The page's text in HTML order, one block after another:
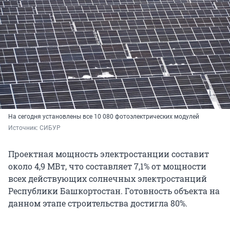
На сегодня установлены все 10 080 фотоэлектрических модулей
Источник: СИБУР
Проектная мощность электростанции составит
около 4,9 МВт, что составляет 7,1% от мощности
всех действующих солнечных электростанций
Республики Башкортостан. Готовность объекта на
данном этапе строительства достигла 80%.